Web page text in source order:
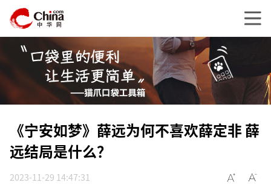
《宁安如梦》薛远为何不喜欢薛定非 薛
远结局是什么？
2023-11-29 14:47:31